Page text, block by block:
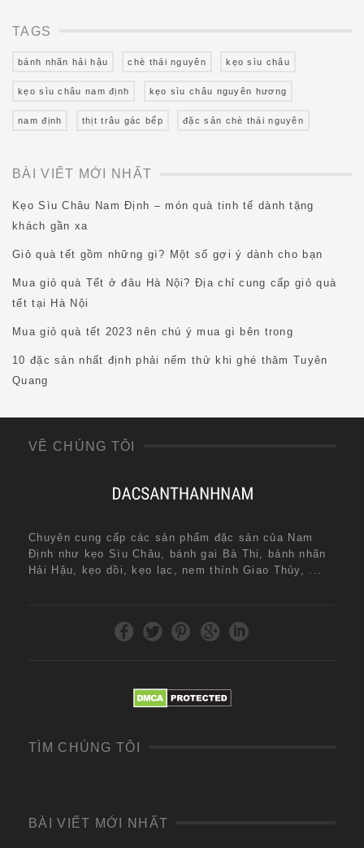
TAGS
bánh nhãn hải hậu chè thái nguyên kẹo sìu châu
kẹo sìu châu nam định kẹo sìu châu nguyên hương
nam định thịt trâu gác bếp đặc sản chè thái nguyên
BÀI VIẾT MỚI NHẤT
Kẹo Sìu Châu Nam Định – món quà tinh tế dành tặng
khách gần xa
Giỏ quà tết gồm những gì? Một số gợi ý dành cho bạn
Mua giỏ quà Tết ở đâu Hà Nội? Địa chỉ cung cấp giỏ quà
tết tại Hà Nội
Mua giỏ quà tết 2023 nên chú ý mua gì bên trong
10 đặc sản nhất định phải nếm thử khi ghé thăm Tuyên
Quang
VỀ CHÚNG TÔI
Chuyên cung cấp các sản phẩm đặc sản của Nam
Định như kẹo Sìu Châu, bánh gai Bà Thi, bánh nhãn
Hải Hậu, kẹo dồi, kẹo lạc, nem thính Giao Thủy, ...
TÌM CHÚNG TÔI
BÀI VIẾT MỚI NHẤT